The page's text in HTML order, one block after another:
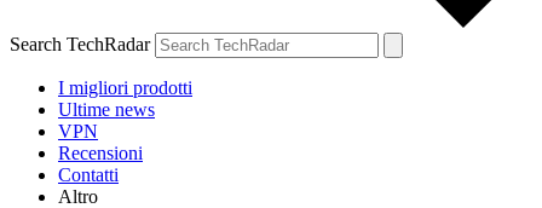
Search TechRadar
I migliori prodotti
Ultime news
VPN
Recensioni
Contatti
Altro